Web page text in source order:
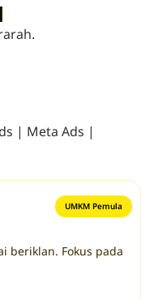
| Meta Ads |
UMKM Pemula
beriklan. Fokus pada